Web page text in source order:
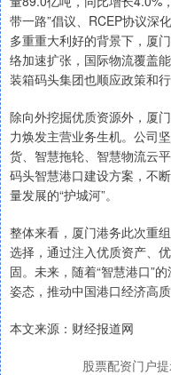
带一路”倡议、RCEP协议深
多重重大利好的背景下，厦
络加速扩张，国际物流覆盖
装箱码头集团也顺应政策和
除向外挖掘优质资源外，厦
力焕发主营业务生机。公司
货、智慧拖轮、智慧物流云
码头智慧港口建设方案，不
量发展的“护城河”。
整体来看，厦门港务此次重
选择，通过注入优质资产、
固。未来，随着“智慧港口”
姿态，推动中国港口经济高质
本文来源：财经报道网
股票配资门户